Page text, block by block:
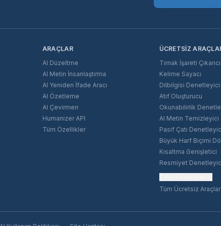
ARAÇLAR
AI Düzeltme
AI Metin İnsanlaştırma
AI Yeniden İfade Aracı
AI Özetleme
AI Çevirmen
Humanizer API
Tüm Özellikler
ÜCRETSIZ
Tırnak İşareti Çıkarıcı
Kelime Sayacı
Dilbilgisi Denetleyici
Atıf Oluşturucu
Okunabilirlik
AI Metin Temizleyici
Pasif Çatı
Büyük Harf Biçimi
Kısaltma Genişletici
Resmiyet
Tüm Ücretsiz Araçlar